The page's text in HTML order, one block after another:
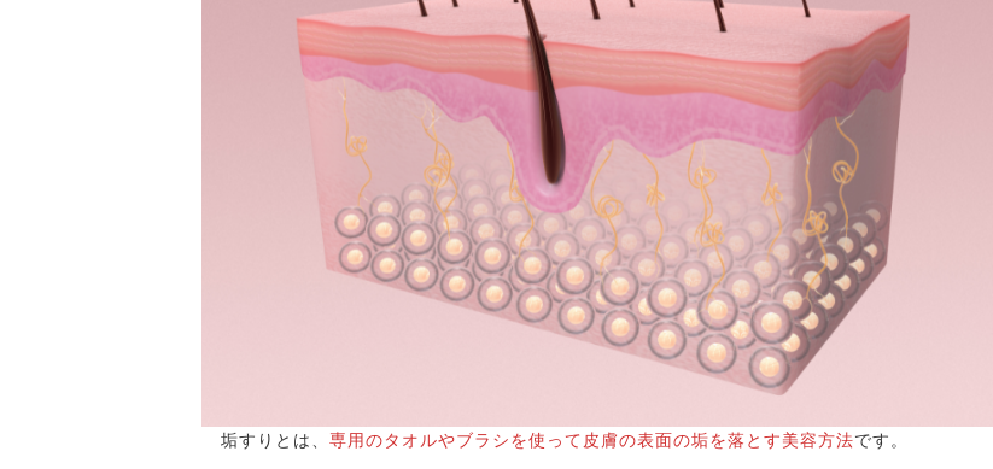
垢すりとは、 専用のタオルやブラシを使って皮膚の表面の垢を落とす美容方法です。